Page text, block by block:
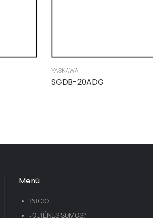
YASKAWA
SGDB-20ADG
Menú
INICIO
¿QUIÉNES SOMOS?